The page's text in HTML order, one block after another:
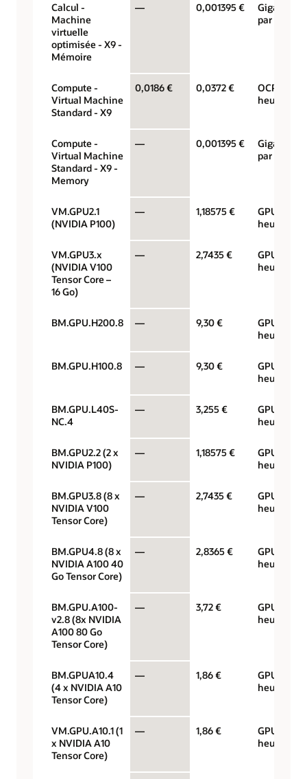
Calcul -
Machine
virtuelle
optimisée - X9 -
Mémoire
— 0,001395 €
Gigaoctets
par heure
Compute -
Virtual Machine
Standard - X9
0,0186 € 0,0372 €
OCPU par
heure
Compute -
Virtual Machine
Standard - X9 -
Memory
— 0,001395 €
Gigaoctets
par heure
VM.GPU2.1
(NVIDIA P100)
— 1,18575 €
GPU par
heure
VM.GPU3.x
(NVIDIA V100
Tensor Core –
16 Go)
— 2,7435 €
GPU par
heure
BM.GPU.H200.8 — 9,30 €
GPU par
heure
BM.GPU.H100.8 — 9,30 €
GPU par
heure
BM.GPU.L40S-
NC.4
— 3,255 €
GPU par
heure
BM.GPU2.2 (2 x
NVIDIA P100)
— 1,18575 €
GPU par
heure
BM.GPU3.8 (8 x
NVIDIA V100
Tensor Core)
— 2,7435 €
GPU par
heure
BM.GPU4.8 (8 x
NVIDIA A100 40
Go Tensor Core)
— 2,8365 €
GPU par
heure
BM.GPU.A100-
v2.8 (8x NVIDIA
A100 80 Go
Tensor Core)
— 3,72 €
GPU par
heure
BM.GPUA10.4
(4 x NVIDIA A10
Tensor Core)
— 1,86 €
GPU par
heure
VM.GPU.A10.1 (1
x NVIDIA A10
Tensor Core)
— 1,86 €
GPU par
heure